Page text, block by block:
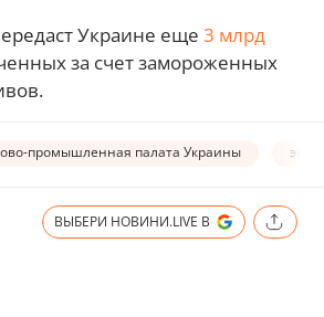
Украине еще 3 млрд
за счет замороженных
промышленная палата Украины
ВЫБЕРИ НОВИНИ.LIVE В